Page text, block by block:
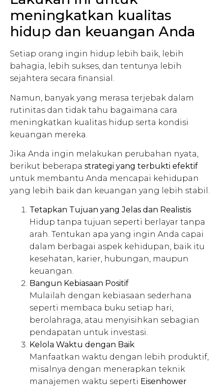
meningkatkan kualitas
hidup dan keuangan Anda
Setiap orang ingin hidup lebih baik, lebih
bahagia, lebih sukses, dan tentunya lebih
sejahtera secara finansial.
Namun, banyak yang merasa terjebak dalam
rutinitas dan tidak tahu bagaimana cara
meningkatkan kualitas hidup serta kondisi
keuangan mereka.
Jika Anda ingin melakukan perubahan nyata,
berikut beberapa strategi yang terbukti efektif
untuk membantu Anda mencapai kehidupan
yang lebih baik dan keuangan yang lebih stabil.
Tetapkan Tujuan yang Jelas dan Realistis
Hidup tanpa tujuan seperti berlayar tanpa
arah. Tentukan apa yang ingin Anda capai
dalam berbagai aspek kehidupan, baik itu
kesehatan, karier, hubungan, maupun
keuangan.
Bangun Kebiasaan Positif
Mulailah dengan kebiasaan sederhana
seperti membaca buku setiap hari,
berolahraga, atau menyisihkan sebagian
pendapatan untuk investasi.
Kelola Waktu dengan Baik
Manfaatkan waktu dengan lebih produktif,
misalnya dengan menerapkan teknik
manajemen waktu seperti Eisenhower